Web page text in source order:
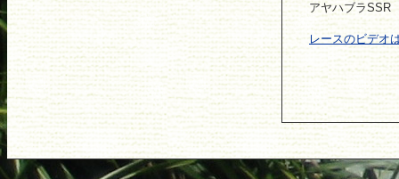
アヤハブラSSR
レースのビデオ